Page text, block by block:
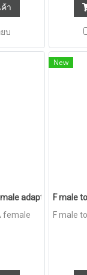
า
บ
adapter
female
New
F male
F male